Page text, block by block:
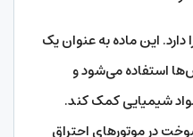
این ماده به عنوان یک
استفاده می‌شود و
شیمیایی کمک کند.
در موتورهای احتراق